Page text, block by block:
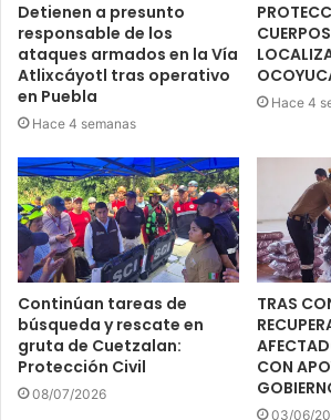
Detienen a presunto
responsable de los
ataques armados en la Vía
Atlixcáyotl tras operativo
en Puebla
Hace 4 semanas
Hace 4
Continúan tareas de
búsqueda y rescate en
gruta de Cuetzalan:
Protección Civil
08/07/2026
TRAS
CON
03/06/